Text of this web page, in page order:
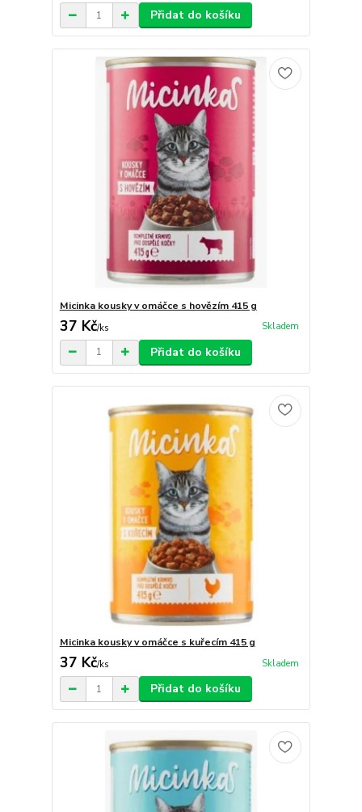
Přidat do košíku
Micinka kousky v omáčce s hovězím 415 g
37 Kč/ks Skladem
Přidat do košíku
Micinka kousky v omáčce s kuřecím 415 g
37 Kč/ks Skladem
Přidat do košíku